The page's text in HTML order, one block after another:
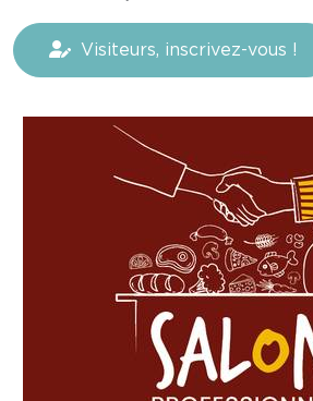
Visiteurs, inscrivez-vous !